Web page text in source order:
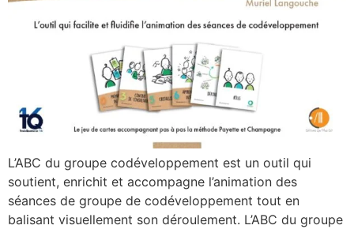
L’ABC du groupe codéveloppement est un outil qui
soutient, enrichit et accompagne l’animation des
séances de groupe de codéveloppement tout en
balisant visuellement son déroulement. L’ABC du groupe